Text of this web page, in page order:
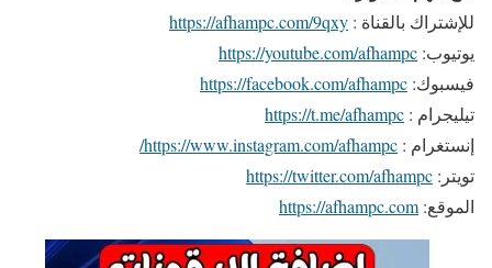
للإشتراك بالقناة : https://afhampc.com/9qxy
يوتيوب: https://youtube.com/afhampc
فيسبوك: https://facebook.com/afhampc
تيليجرام : https://t.me/afhampc
إنستغرام : https://www.instagram.com/afhampc/
تويتر: https://twitter.com/afhampc
الموقع: https://afhampc.com